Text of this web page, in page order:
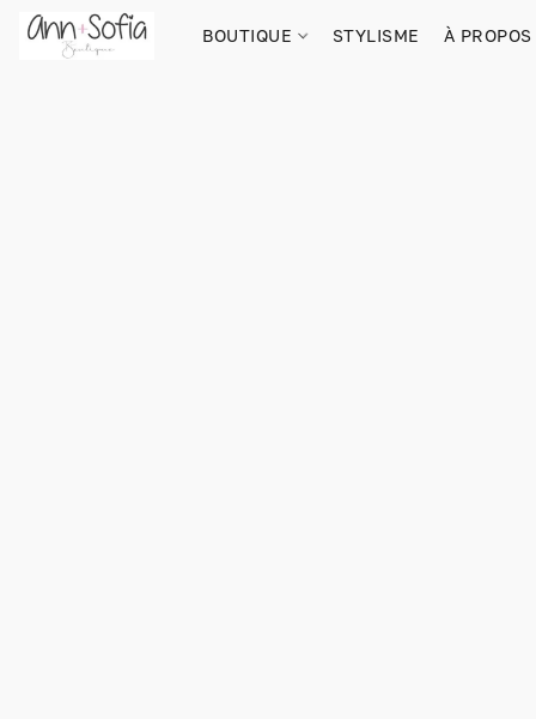
BOUTIQUE STYLISME À